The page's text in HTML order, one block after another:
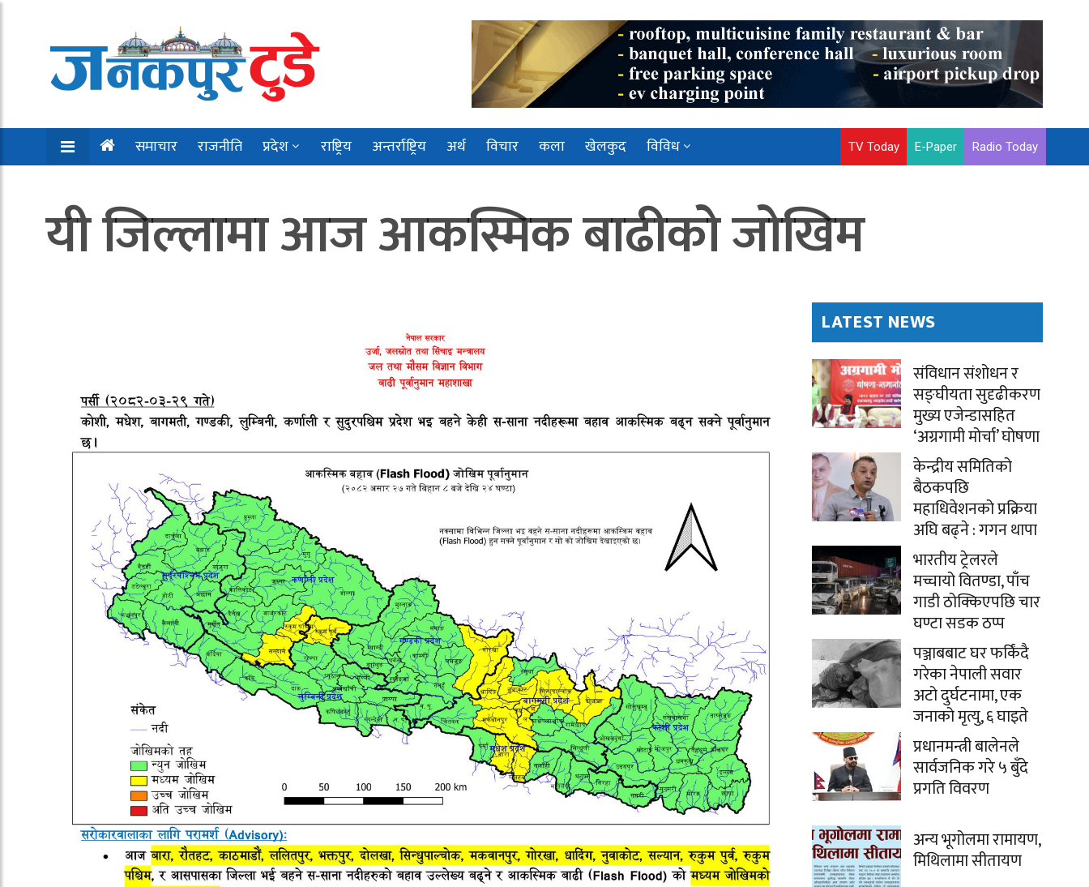
समाचार राजनीति प्रदेश राष्ट्रिय अन्तर्राष्ट्रिय अर्थ विचार कला खेलकुद विविध TV Today E-Paper Radio Today
यी जिल्लामा आज आकस्मिक बाढीको जोखिम
LATEST NEWS
संविधान संशोधन र
सङ्घीयता सुदृढीकरण
मुख्य एजेन्डासहित
‘अग्रगामी मोर्चा’ घोषणा
केन्द्रीय समितिको
बैठकपछि
महाधिवेशनको प्रक्रिया
अघि बढ्ने : गगन थापा
भारतीय ट्रेलरले
मच्चायो वितण्डा, पाँच
गाडी ठोक्किएपछि चार
घण्टा सडक ठप्प
पञ्जाबबाट घर फर्किंदै
गरेका नेपाली सवार
अटो दुर्घटनामा, एक
जनाको मृत्यु, ६ घाइते
प्रधानमन्त्री बालेनले
सार्वजनिक गरे ५ बुँदे
प्रगति विवरण
अन्य भूगोलमा रामायण,
मिथिलामा सीतायण